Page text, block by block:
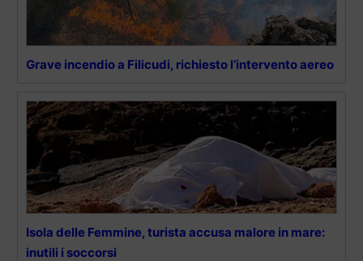
Grave incendio a Filicudi, richiesto l’intervento aereo
Isola delle Femmine, turista accusa malore in mare:
inutili i soccorsi